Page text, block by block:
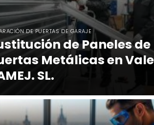
DE PUERTAS DE GARAJE
de Paneles de
Metálicas en
SL.